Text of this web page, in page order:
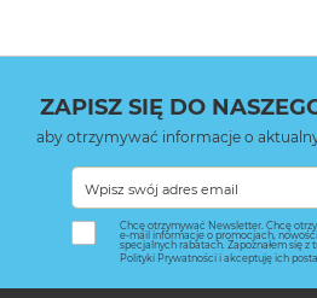
ZAPISZ SIĘ DO
aby otrzymywać informacje o
Chcę otrzymywać Newsletter. Chcę
e-mail informacje o promocjach,
specjalnych rabatach. Zapoznałem się z
Polityki Prywatności i akceptuję ich